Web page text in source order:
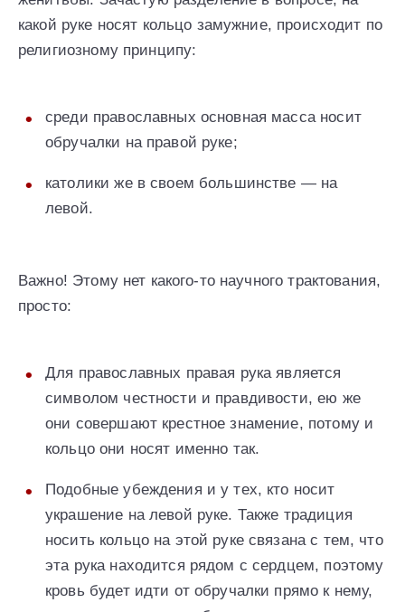
какой руке носят кольцо замужние, происходит по
религиозному принципу:
среди православных основная масса носит
обручалки на правой руке;
католики же в своем большинстве — на
левой.
Важно! Этому нет какого-то научного трактования,
просто:
Для православных правая рука является
символом честности и правдивости, ею же
они совершают крестное знамение, потому и
кольцо они носят именно так.
Подобные убеждения и у тех, кто носит
украшение на левой руке. Также традиция
носить кольцо на этой руке связана с тем, что
эта рука находится рядом с сердцем, поэтому
кровь будет идти от обручалки прямо к нему,